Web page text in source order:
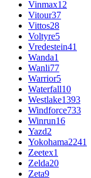
Vinmax12
Vitour37
Vittos28
Voltyre5
Vredestein41
Wanda1
Wanli77
Warrior5
Waterfall10
Westlake1393
Windforce733
Winrun16
Yazd2
Yokohama2241
Zeetex1
Zelda20
Zeta9